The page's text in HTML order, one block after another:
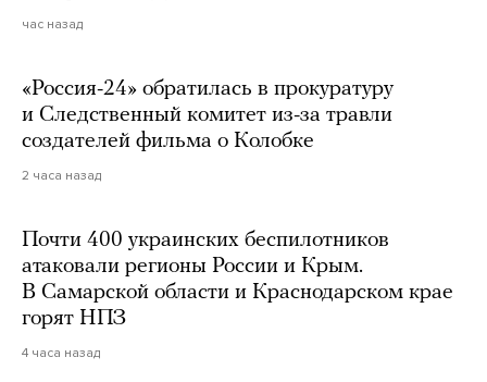
час назад
«Россия-24» обратилась в прокуратуру
и Следственный комитет из-за травли
создателей фильма о Колобке
2 часа назад
Почти 400 украинских беспилотников
атаковали регионы России и Крым.
В Самарской области и Краснодарском крае
горят НПЗ
4 часа назад